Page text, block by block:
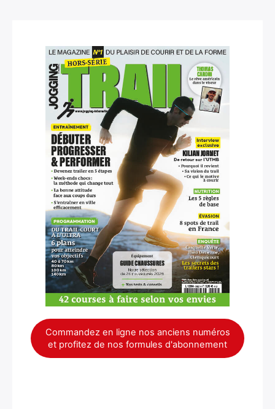
Commandez en ligne nos anciens numéros
et profitez de nos formules d'abonnement